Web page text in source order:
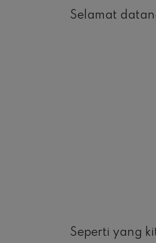
Selamat
Seperti yang